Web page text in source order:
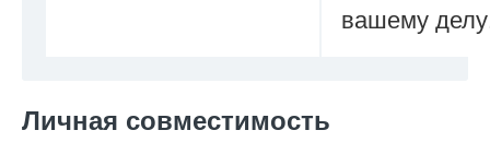
вашему
Личная совместимость